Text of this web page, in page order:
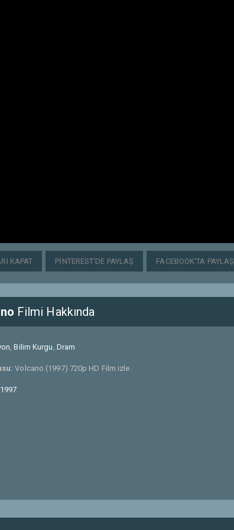
KAPAT PINTEREST'DE PAYLAŞ FACEBOOK'TA PAYLAŞ
Filmi Hakkında
,Bilim Kurgu , Dram
Volcano (1997) 720p HD Film izle.
1997